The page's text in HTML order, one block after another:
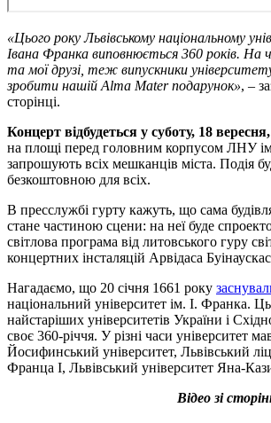
«Цього року Львівському національному
Івана Франка виповнюється 360 років. На
та мої друзі, теж випускники
зробити нашій Alma Mater подарунок», –
сторінці.
Концерт відбудеться у суботу, 18
на площі перед головним корпусом ЛНУ
запрошують всіх мешканців міста. Подія
безкоштовною для всіх.
В пресслужбі гурту кажуть, що сама
стане частиною сцени: на неї буде
світлова програма від литовського гуру
концертних інсталяцій Арвідаса
Нагадаємо, що 20 січня 1661 року
національний університет ім. І. Франка.
найстаріших університетів України і
своє 360-річчя. У різні часи університет
Йосифинський університет, Львівський
Франца I, Львівський університет Яна-
Відео зі